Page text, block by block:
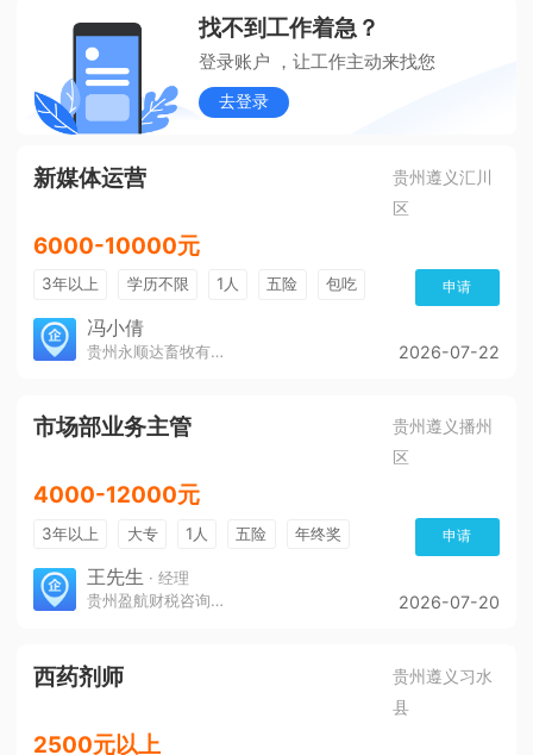
找不到工作着急？
登录账户 ，让工作主动来找您
去登录
新媒体运营
贵州遵义汇川
区
6000-10000元
3年以上 学历不限 1人 五险 包吃 申请
冯小倩
贵州永顺达畜牧有限公司 2026-07-22
市场部业务主管
贵州遵义播州
区
4000-12000元
3年以上 大专 1人 五险
年终奖
免费培训
环境好
申请
王先生 · 经理
贵州盈航财税咨询服务有限公司
2026-07-20
西药剂师
贵州遵义习水
县
2500元以上